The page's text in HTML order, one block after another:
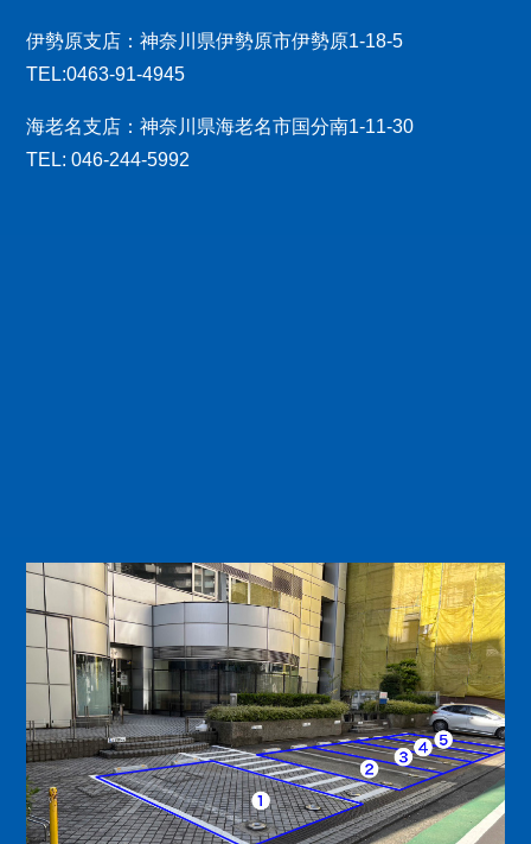
伊勢原支店：神奈川県伊勢原市伊勢原1-18-5
TEL:0463-91-4945
海老名支店：神奈川県海老名市国分南1-11-30
TEL: 046-244-5992